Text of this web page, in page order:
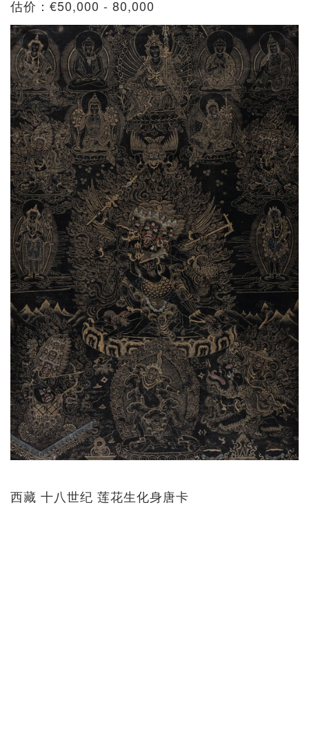
估价：€50,000 - 80,000
西藏 十八世纪 莲花生化身唐卡